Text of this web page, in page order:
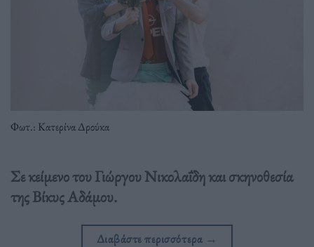
Φωτ.: Κατερίνα Δρούκα
Σε κείμενο του Γιώργου Νικολαΐδη και σκηνοθεσία
της Βίκυς Αδάμου.
Διαβάστε περισσότερα →